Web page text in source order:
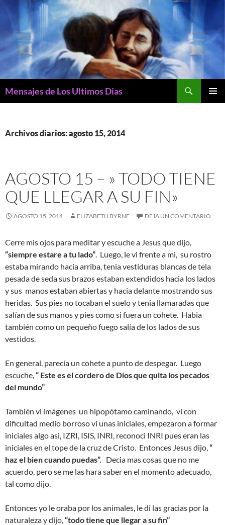
Mensajes de Los Ultimos Dias
Archivos diarios: agosto 15, 2014
AGOSTO 15 – » TODO TIENE
QUE LLEGAR A SU FIN»
AGOSTO 15, 2014 ELIZABETH BYRNE DEJA UN COMENTARIO
Cerre mis ojos para meditar y escuche a Jesus que dijo,
“siempre estare a tu lado” . Luego, le vi frente a mi, su rostro
estaba mirando hacia arriba, tenia vestiduras blancas de tela
pesada de seda sus brazos estaban extendidos hacia los lados
y sus manos estaban abiertas y hacia delante mostrando sus
heridas. Sus pies no tocaban el suelo y tenia llamaradas que
salían de sus manos y pies como si fuera un cohete. Habia
también como un pequeño fuego salía de los lados de sus
vestidos.
En general, parecía un cohete a punto de despegar. Luego
escuche, “ Este es el cordero de Dios que quita los pecados
del mundo”
También vi imágenes un hipopótamo caminando, vi con
dificultad medio borroso vi unas iniciales, empezaron a formar
iniciales algo asi, IZRI, ISIS, INRI, reconoci INRI pues eran las
iniciales en el tope de la cruz de Cristo. Entonces Jesus dijo, “
haz el bien cuando puedas”.
Decia mas cosas que no me
acuerdo, pero se me las hara saber en el momento adecuado,
tal como dijo.
Entonces yo le oraba por los animales, le di las gracias por la
naturaleza y dijo, “todo tiene que llegar a su fin”